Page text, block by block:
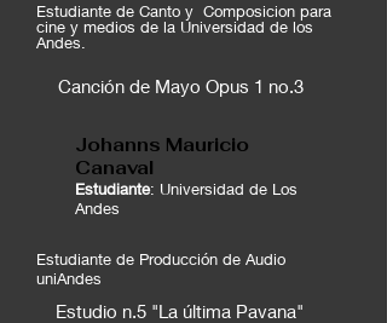
Estudiante de Canto y Composicion para
cine y medios de la Universidad de los
Andes.
Canción de Mayo Opus 1 no.3
Johanns Mauricio
Canaval
Estudiante: Universidad de Los
Andes
Estudiante de Producción de Audio
uniAndes
Estudio n.5 "La última Pavana"